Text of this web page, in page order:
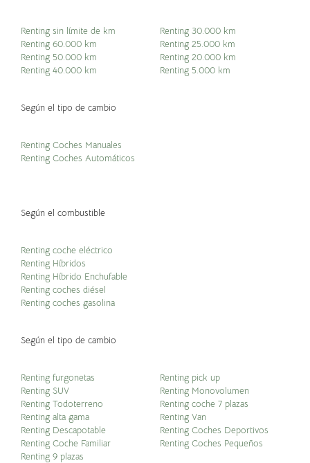
Renting sin límite de km
Renting 60.000 km
Renting 50.000 km
Renting 40.000 km
Renting 30.000 km
Renting 25.000 km
Renting 20.000 km
Renting 5.000 km
Según el tipo de cambio
Renting Coches Manuales
Renting Coches Automáticos
Según el combustible
Renting coche eléctrico
Renting Híbridos
Renting Híbrido Enchufable
Renting coches diésel
Renting coches gasolina
Según el tipo de cambio
Renting furgonetas
Renting SUV
Renting Todoterreno
Renting alta gama
Renting Descapotable
Renting Coche Familiar
Renting 9 plazas
Renting pick up
Renting Monovolumen
Renting coche 7 plazas
Renting Van
Renting Coches Deportivos
Renting Coches Pequeños